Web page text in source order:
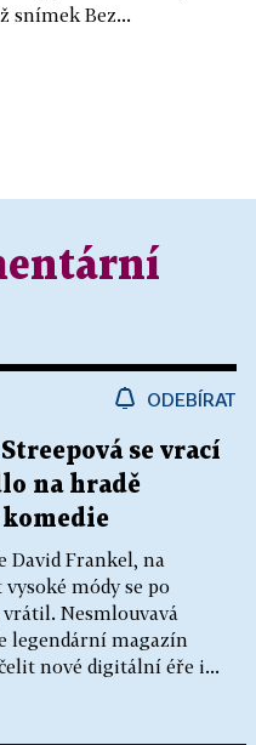
snímek Bez...
ODEBÍRAT
se vrací
na hradě
komedie
David Frankel, na
módy se po
Nesmlouvavá
legendární magazín
nové digitální éře i...